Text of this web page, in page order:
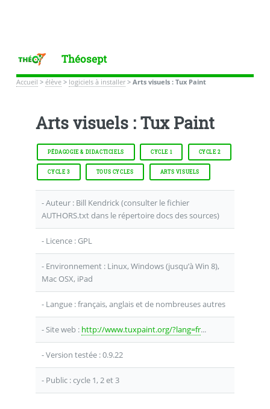
Théosept
Accueil > élève> logiciels à installer> Arts visuels : Tux Paint
Arts visuels : Tux Paint
PÉDAGOGIE & DIDACTICIELS CYCLE 1 CYCLE 2
CYCLE 3 TOUS CYCLES ARTS VISUELS
- Auteur : Bill Kendrick (consulter le fichier
AUTHORS.txt dans le répertoire docs des sources)
- Licence : GPL
- Environnement : Linux, Windows (jusqu’à Win 8),
Mac OSX, iPad
- Langue : français, anglais et de nombreuses autres
- Site web : http://www.tuxpaint.org/?lang=fr...
- Version testée : 0.9.22
- Public : cycle 1, 2 et 3